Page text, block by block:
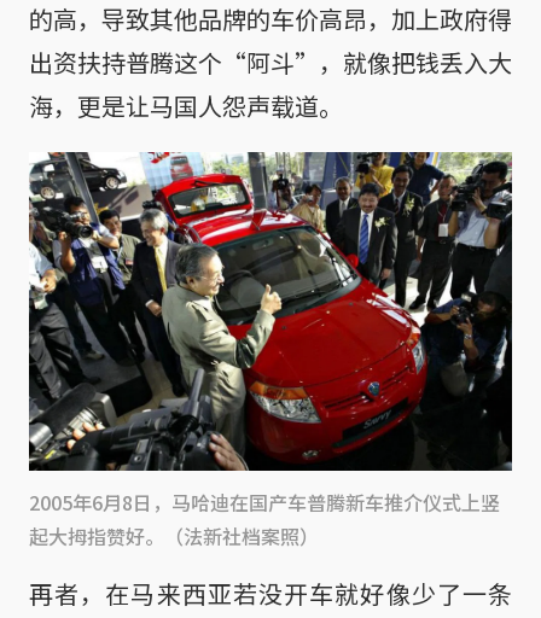
的高，导致其他品牌的车价高昂，加上政府得
出资扶持普腾这个“阿斗”，就像把钱丢入大
海，更是让马国人怨声载道。
2005年6月8日，马哈迪在国产车普腾新车推介仪式上竖
起大拇指赞好。（法新社档案照）
再者，在马来西亚若没开车就好像少了一条